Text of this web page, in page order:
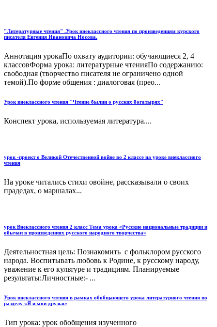
"Литературные чтения" .Урок внеклассного чтения по произведениям курского
писателя Евгения Ивановича Носова.
Аннотация урокаПо охвату аудитории: обучающиеся 2, 4
классовФорма урока: литературные чтенияПо содержанию:
свободная (творчество писателя не ограничено одной
темой).По форме общения : диалоговая (прео...
Урок внеклассного чтения "Чтение былин о русских богатырях"
Конспект урока, используемая литература....
урок -проект о Великой Отечественной войне во 2 классе на уроке внеклассного
чтения
На уроке читались стихи овойне, рассказывали о своих
прадедах, о маршалах...
урок Внеклассного чтения 2 класс Тема урока «Русские национальные традиции и
обычаи в произведениях русского народного творчества»
Деятельностная цель: Познакомить с фольклором русского
народа. Воспитывать любовь к Родине, к русскому народу,
уважение к его культуре и традициям. Планируемые
результаты:Личностные:- ...
Урок внеклассного чтения в рамках обобщающего урока литературного чтения по
разделу «Я и мои друзья»
Тип урока: урок обобщения изученного